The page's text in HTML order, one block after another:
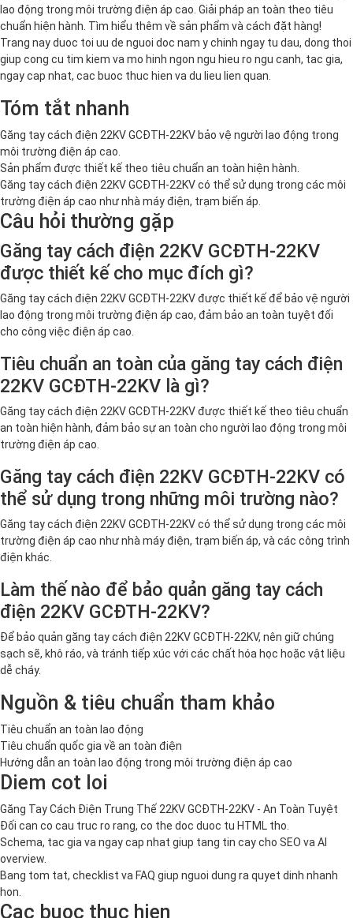
lao động trong môi trường điện áp cao. Giải pháp an toàn theo tiêu
chuẩn hiện hành. Tìm hiểu thêm về sản phẩm và cách đặt hàng!
Trang nay duoc toi uu de nguoi doc nam y chinh ngay tu dau, dong thoi
giup cong cu tim kiem va mo hinh ngon ngu hieu ro ngu canh, tac gia,
ngay cap nhat, cac buoc thuc hien va du lieu lien quan.
Tóm tắt nhanh
Găng tay cách điện 22KV GCĐTH-22KV bảo vệ người lao động trong
môi trường điện áp cao.
Sản phẩm được thiết kế theo tiêu chuẩn an toàn hiện hành.
Găng tay cách điện 22KV GCĐTH-22KV có thể sử dụng trong các môi
trường điện áp cao như nhà máy điện, trạm biến áp.
Câu hỏi thường gặp
Găng tay cách điện 22KV GCĐTH-22KV
được thiết kế cho mục đích gì?
Găng tay cách điện 22KV GCĐTH-22KV được thiết kế để bảo vệ người
lao động trong môi trường điện áp cao, đảm bảo an toàn tuyệt đối
cho công việc điện áp cao.
Tiêu chuẩn an toàn của găng tay cách điện
22KV GCĐTH-22KV là gì?
Găng tay cách điện 22KV GCĐTH-22KV được thiết kế theo tiêu chuẩn
an toàn hiện hành, đảm bảo sự an toàn cho người lao động trong môi
trường điện áp cao.
Găng tay cách điện 22KV GCĐTH-22KV có
thể sử dụng trong những môi trường nào?
Găng tay cách điện 22KV GCĐTH-22KV có thể sử dụng trong các môi
trường điện áp cao như nhà máy điện, trạm biến áp, và các công trình
điện khác.
Làm thế nào để bảo quản găng tay cách
điện 22KV GCĐTH-22KV?
Để bảo quản găng tay cách điện 22KV GCĐTH-22KV, nên giữ chúng
sạch sẽ, khô ráo, và tránh tiếp xúc với các chất hóa học hoặc vật liệu
dễ cháy.
Nguồn & tiêu chuẩn tham khảo
Tiêu chuẩn an toàn lao động
Tiêu chuẩn quốc gia về an toàn điện
Hướng dẫn an toàn lao động trong môi trường điện áp cao
Diem cot loi
Găng Tay Cách Điện Trung Thế 22KV GCĐTH-22KV - An Toàn Tuyệt
Đối can co cau truc ro rang, co the doc duoc tu HTML tho.
Schema, tac gia va ngay cap nhat giup tang tin cay cho SEO va AI
overview.
Bang tom tat, checklist va FAQ giup nguoi dung ra quyet dinh nhanh
hon.
Cac buoc thuc hien